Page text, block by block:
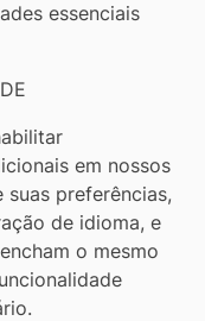
essenciais
em nossos
preferências,
de idioma, e
o mesmo